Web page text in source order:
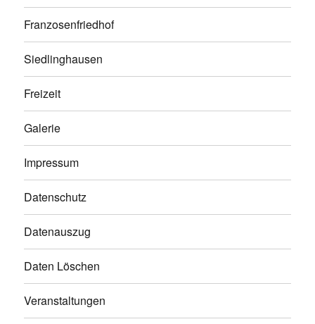
Franzosenfriedhof
Siedlinghausen
Freizeit
Galerie
Impressum
Datenschutz
Datenauszug
Daten Löschen
Veranstaltungen